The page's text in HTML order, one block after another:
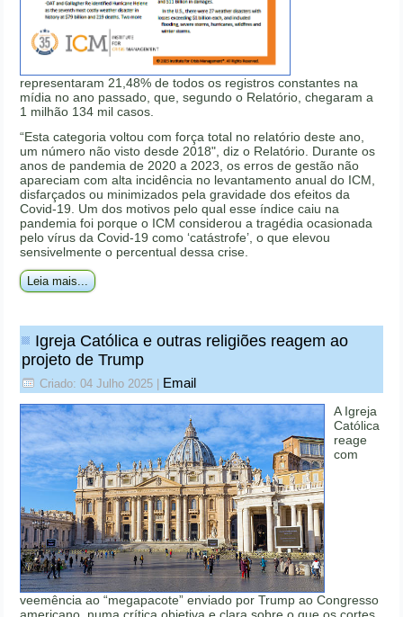
representaram 21,48% de todos os registros constantes na
mídia no ano passado, que, segundo o Relatório, chegaram a
1 milhão 134 mil casos.
“Esta categoria voltou com força total no relatório deste ano,
um número não visto desde 2018", diz o Relatório. Durante os
anos de pandemia de 2020 a 2023, os erros de gestão não
apareciam com alta incidência no levantamento anual do ICM,
disfarçados ou minimizados pela gravidade dos efeitos da
Covid-19. Um dos motivos pelo qual esse índice caiu na
pandemia foi porque o ICM considerou a tragédia ocasionada
pelo vírus da Covid-19 como ‘catástrofe’, o que elevou
sensivelmente o percentual dessa crise.
Leia mais...
Igreja Católica e outras religiões reagem ao
projeto de Trump
Criado: 04 Julho 2025 Email
A Igreja
Católica
reage
com
veemência ao “megapacote” enviado por Trump ao Congresso